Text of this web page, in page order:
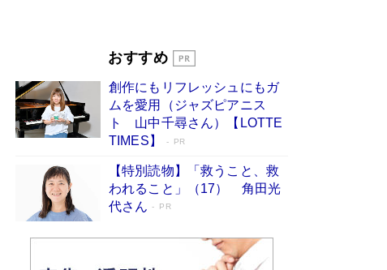
開発への関心を押し上げた18年の物語に幕 特装
Book Bang
「不意に涙が出そうに…」高嶋政伸が明かし
た“13歳の娘を暴行する役”への葛藤 インティマ
シーコーディネーターに支えられたNHK『大奥』
おすすめ
創作にもリフレッシュにもガ
ムを愛用（ジャズピアニス
ト 山中千尋さん）【LOTTE
TIMES】
PR
【特別読物】「救うこと、救
われること」（17） 角田光
代さん
PR